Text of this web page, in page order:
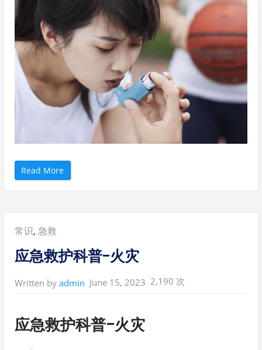
Read More“
应
Posted
in:
常识, 急救
应急救护科普-火灾
Written by admin June 15, 2023 2,190 次
应急救护科普-火灾